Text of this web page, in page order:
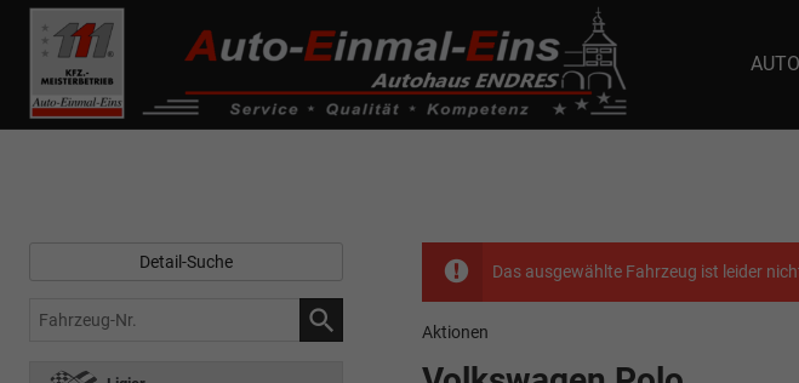
------------ Host Name : selector1._domainkey Points to address or value: selector1-aee-
de0k._domainkey.autoeinmaleins.onmicrosoft.com
Das ausgewählte Fahrzeug ist leider
Aktionen
Detail-Suche
Fahrzeug-